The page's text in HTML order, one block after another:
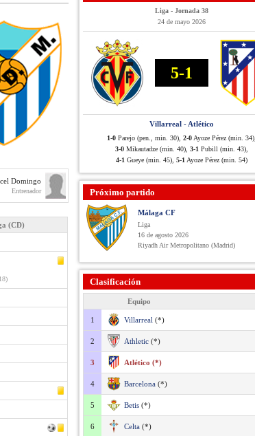
Domingo
Entrenador
(CD)
Liga - Jornada 38
24 de mayo 2026
5-1
Villarreal - Atlético
1-0 Parejo (pen., min. 30), 2-0 Ayoze Pérez (min. 34),
3-0 Mikautadze (min. 40), 3-1 Pubill (min. 43),
4-1 Gueye (min. 45), 5-1 Ayoze Pérez (min. 54)
Próximo partido
Málaga CF
Liga
16 de agosto 2026
Riyadh Air Metropolitano (Madrid)
Clasificación
Equipo
1 Villarreal (*)
2 Athletic (*)
3 Atlético (*)
4 Barcelona (*)
5 Betis (*)
6 Celta (*)